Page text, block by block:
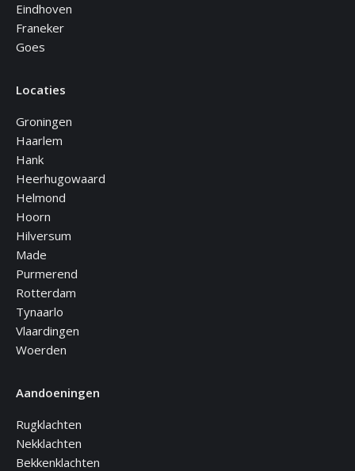
Eindhoven
Franeker
Goes
Locaties
Groningen
Haarlem
Hank
Heerhugowaard
Helmond
Hoorn
Hilversum
Made
Purmerend
Rotterdam
Tynaarlo
Vlaardingen
Woerden
Aandoeningen
Rugklachten
Nekklachten
Bekkenklachten